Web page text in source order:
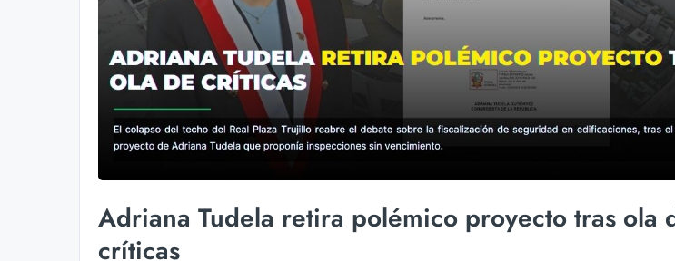
Adriana Tudela retira polémico proyecto tras ola
críticas